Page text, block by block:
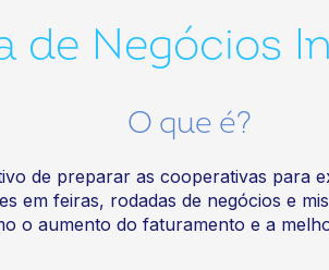
de Negócios
O que é?
de preparar as cooperativas para
em feiras, rodadas de negócios e
o aumento do faturamento e a